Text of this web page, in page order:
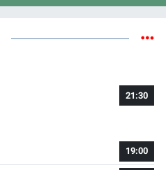
21:30
19:00